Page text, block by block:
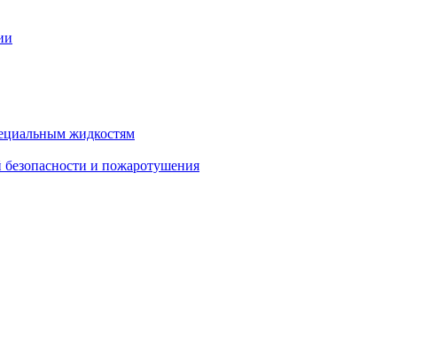
жидкостям
и пожаротушения